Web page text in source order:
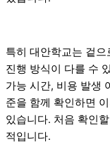
특히 대안학교는 겉
진행 방식이 다를 수
가능 시간, 비용 발생
준을 함께 확인하면
있습니다. 처음 확인
적입니다.